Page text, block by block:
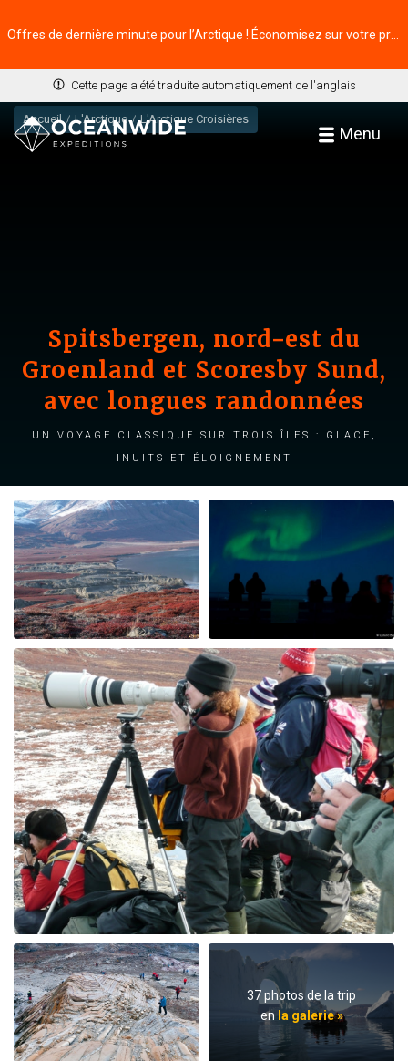
Cette page a été traduite automatiquement de l'anglais
Menu
Accueil L'Arctique L'Arctique Croisières
Spitsbergen, nord-est du
Groenland et Scoresby Sund,
avec longues randonnées
Un voyage classique sur trois îles : Glace,
Inuits et éloignement
37 photos de la trip
en la galerie »